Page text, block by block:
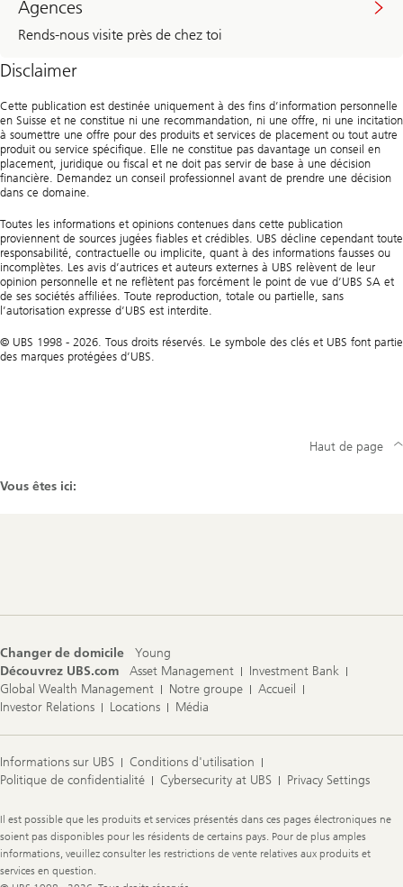
Agences
Rends-nous visite près de chez toi
Disclaimer
Cette publication est destinée uniquement à des fins d’information personnelle
en Suisse et ne constitue ni une recommandation, ni une offre, ni une incitation
à soumettre une offre pour des produits et services de placement ou tout autre
produit ou service spécifique. Elle ne constitue pas davantage un conseil en
placement, juridique ou fiscal et ne doit pas servir de base à une décision
financière. Demandez un conseil professionnel avant de prendre une décision
dans ce domaine.
Toutes les informations et opinions contenues dans cette publication
proviennent de sources jugées fiables et crédibles. UBS décline cependant toute
responsabilité, contractuelle ou implicite, quant à des informations fausses ou
incomplètes. Les avis d’autrices et auteurs externes à UBS relèvent de leur
opinion personnelle et ne reflètent pas forcément le point de vue d’UBS SA et
de ses sociétés affiliées. Toute reproduction, totale ou partielle, sans
l’autorisation expresse d’UBS est interdite.
© UBS 1998 - 2026. Tous droits réservés. Le symbole des clés et UBS font partie
des marques protégées d’UBS.
Vous êtes ici:
Haut de page
Changer de domicile
Young
Découvrez UBS.com
Asset Management
Investment Bank
Global Wealth Management
Notre groupe
Accueil
Investor Relations
Locations Média
Informations sur UBS
Conditions d'utilisation
Politique de confidentialité
Cybersecurity at UBS Privacy Settings
Legal
Information
Il est possible que les produits et services présentés dans ces pages électroniques ne
soient pas disponibles pour les résidents de certains pays. Pour de plus amples
informations, veuillez consulter les restrictions de vente relatives aux produits et
services en question.